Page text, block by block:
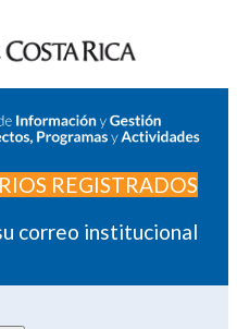
REGISTRADOS
correo institucional